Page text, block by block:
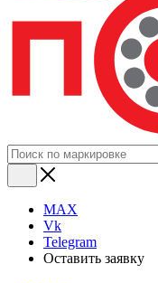
MAX
Vk
Telegram
Оставить заявку